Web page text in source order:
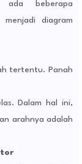
ada beberapa
diagram
tertentu. Panah
Dalam hal ini,
arahnya adalah